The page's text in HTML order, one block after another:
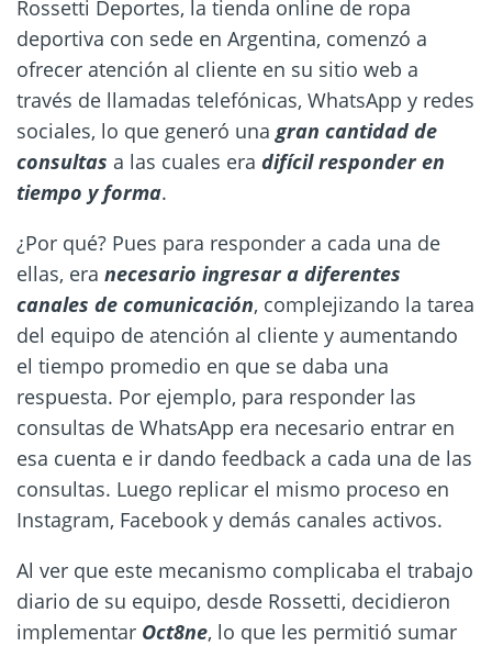
Rossetti Deportes, la tienda online de ropa
deportiva con sede en Argentina, comenzó a
ofrecer atención al cliente en su sitio web a
través de llamadas telefónicas, WhatsApp y redes
sociales, lo que generó una gran cantidad de
consultas a las cuales era difícil responder en
tiempo y forma.
¿Por qué? Pues para responder a cada una de
ellas, era necesario ingresar a diferentes
canales de comunicación, complejizando la tarea
del equipo de atención al cliente y aumentando
el tiempo promedio en que se daba una
respuesta. Por ejemplo, para responder las
consultas de WhatsApp era necesario entrar en
esa cuenta e ir dando feedback a cada una de las
consultas. Luego replicar el mismo proceso en
Instagram, Facebook y demás canales activos.
Al ver que este mecanismo complicaba el trabajo
diario de su equipo, desde Rossetti, decidieron
implementar Oct8ne, lo que les permitió sumar